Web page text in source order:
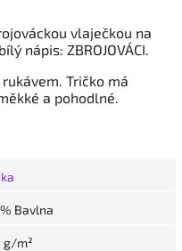
vlaječkou na
nápis: ZBROJOVÁCI.
Tričko má
a pohodlné.
Bavlna
g/m²